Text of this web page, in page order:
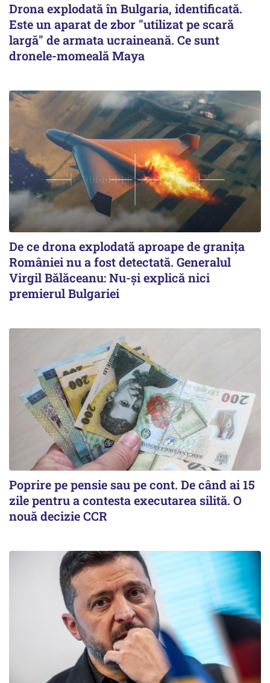
Drona explodată în Bulgaria, identificată.
Este un aparat de zbor "utilizat pe scară
largă" de armata ucraineană. Ce sunt
dronele-momeală Maya
De ce drona explodată aproape de granița
României nu a fost detectată. Generalul
Virgil Bălăceanu: Nu-și explică nici
premierul Bulgariei
Poprire pe pensie sau pe cont. De când ai 15
zile pentru a contesta executarea silită. O
nouă decizie CCR